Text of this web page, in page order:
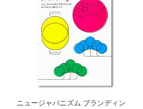
ニュージャパニズム ブランディン